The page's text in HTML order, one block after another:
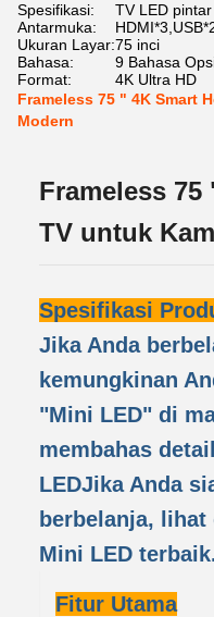
Spesifikasi:
TV LED pintar
Antarmuka:
Ukuran Layar:75 inci
Bahasa:
9 Bahasa
Format:
4K Ultra HD
Frameless 75 " 4K Smart
Modern
Frameless 75
TV untuk
Spesifikasi
Jika Anda
kemungkinan
"Mini LED" di
membahas
LEDJika Anda
berbelanja,
Mini LED
Fitur Utama